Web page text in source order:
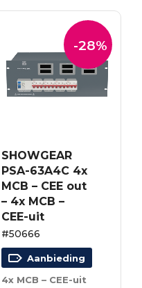
-28%
SHOWGEAR
PSA-63A4C 4x
MCB – CEE out
– 4x MCB –
CEE-uit
#50666
Aanbieding
4x MCB – CEE-uit